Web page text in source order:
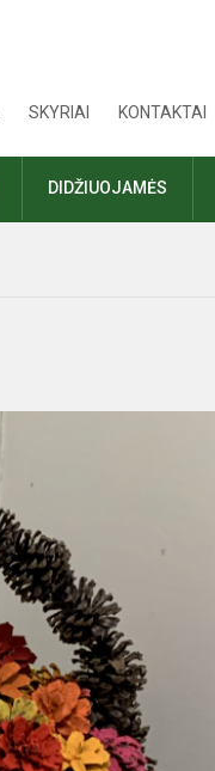
SKYRIAI KONTAKTAI
DIDŽIUOJAMĖS